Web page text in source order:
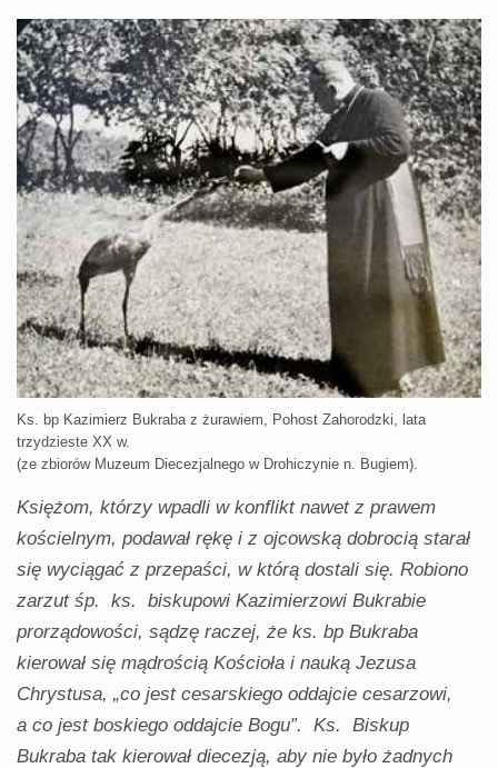
Ks. bp Kazimierz Bukraba z żurawiem, Pohost Zahorodzki, lata
trzydzieste XX w.
(ze zbiorów Muzeum Diecezjalnego w Drohiczynie n. Bugiem).
Księżom, którzy wpadli w konflikt nawet z prawem
kościelnym, podawał rękę i z ojcowską dobrocią starał
się wyciągać z przepaści, w którą dostali się. Robiono
zarzut śp. ks. biskupowi Kazimierzowi Bukrabie
prorządowości, sądzę raczej, że ks. bp Bukraba
kierował się mądrością Kościoła i nauką Jezusa
Chrystusa, „co jest cesarskiego oddajcie cesarzowi,
a co jest boskiego oddajcie Bogu”. Ks. Biskup
Bukraba tak kierował diecezją, aby nie było żadnych